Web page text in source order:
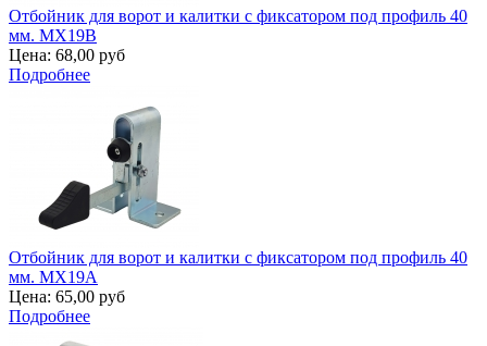
Отбойник для ворот и калитки с фиксатором под профиль 40
мм. MX19B
Цена: 68,00 руб
Подробнее
Отбойник для ворот и калитки с фиксатором под профиль 40
мм. MX19A
Цена: 65,00 руб
Подробнее